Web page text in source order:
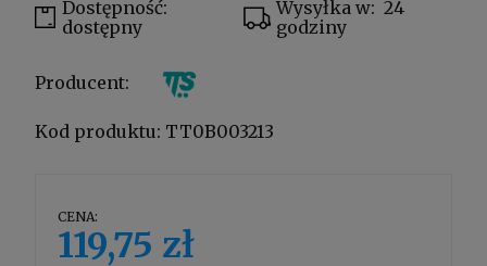
Dostępność:
dostępny
Wysyłka w: 24
godziny
Producent:
Kod produktu: TT0B003213
CENA:
119,75 zł